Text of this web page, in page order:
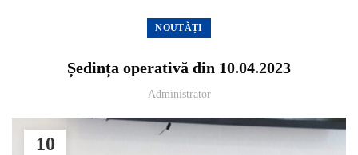
NOUTĂȚI
Ședința operativă din 10.04.2023
Administrator
10